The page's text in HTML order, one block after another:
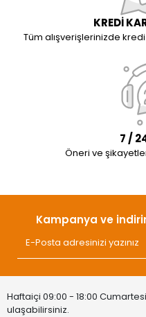
KREDİ
Tüm alışverişlerinizde
7 /
Öneri ve
Kampanya ve
Haftaiçi 09:00 - 18:00
ulaşabilirsiniz.